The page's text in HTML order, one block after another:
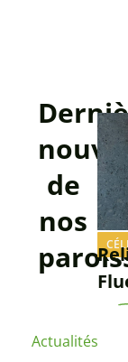
Actualités
de
nos